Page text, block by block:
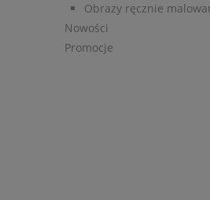
Obrazy ręcznie
Nowości
Promocje